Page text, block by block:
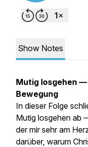
Show Notes
Mutig losgehen
Bewegung
In dieser Folge
Mutig losgehen ab
der mir sehr am
darüber, warum